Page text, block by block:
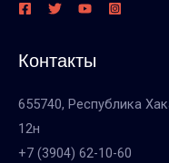
Контакты
655740, Республика
12н
+7 (3904) 62-10-60